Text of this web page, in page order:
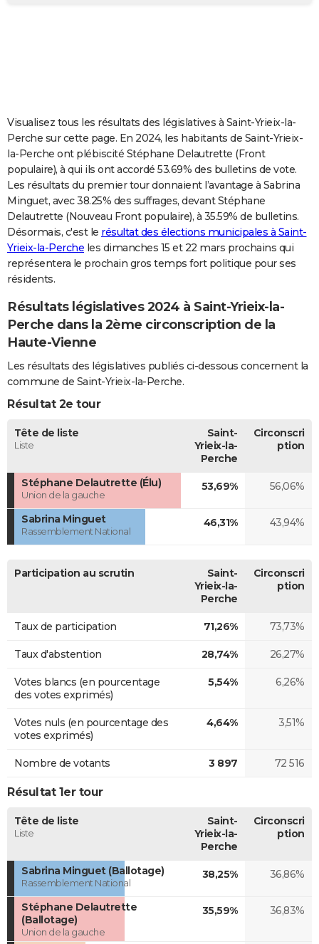
Carte de Noël
Carte Bonne année
Carte Saint-Valentin
Carte Pâques
Carte d'anniversaire
DICTIONNAIRE
Dictionnaire
Biographies
Citations
Expressions
Proverbes
PROGRAMME TV
COPAINS D'AVANT
S'inscrire
Se connecter
Lycées
Collèges
Primaires
Universités
Entreprises
Service militaire
Avis de recherche
AVIS DE DÉCÈS
FORUM
Bricolage
Lifestyle
Culture
Sport
Auto
Television
Voyage
Cinema
Visualisez tous les résultats des législatives à Saint-Yrieix-la-
Perche sur cette page. En 2024, les habitants de Saint-Yrieix-
la-Perche ont plébiscité Stéphane Delautrette (Front
populaire), à qui ils ont accordé 53.69% des bulletins de vote.
Les résultats du premier tour donnaient l’avantage à Sabrina
Minguet, avec 38.25% des suffrages, devant Stéphane
Delautrette (Nouveau Front populaire), à 35.59% de bulletins.
Désormais, c'est le résultat des élections municipales à Saint-
Yrieix-la-Perche les dimanches 15 et 22 mars prochains qui
représentera le prochain gros temps fort politique pour ses
résidents.
Résultats législatives 2024 à Saint-Yrieix-la-
Perche dans la 2ème circonscription de la
Haute-Vienne
Les résultats des législatives publiés ci-dessous concernent la
commune de Saint-Yrieix-la-Perche.
Résultat 2e tour
Tête de liste
Liste
Saint-
Yrieix-la-
Perche
Circonscri
ption
Stéphane Delautrette (Élu)
Union de la gauche
53,69% 56,06%
Sabrina Minguet
Rassemblement National
46,31% 43,94%
Participation au scrutin
Saint-
Yrieix-la-
Perche
Circonscri
ption
Taux de participation 71,26% 73,73%
Taux d'abstention 28,74% 26,27%
Votes blancs (en pourcentage
des votes exprimés)
5,54% 6,26%
Votes nuls (en pourcentage des
votes exprimés)
4,64% 3,51%
Nombre de votants 3 897 72 516
Résultat 1er tour
Tête de liste
Liste
Saint-
Yrieix-la-
Perche
Circonscri
ption
Sabrina Minguet (Ballotage)
Rassemblement National
38,25% 36,86%
Stéphane Delautrette
(Ballotage)
Union de la gauche
35,59% 36,83%